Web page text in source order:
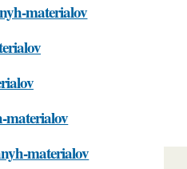
materialov
materialov
materialov